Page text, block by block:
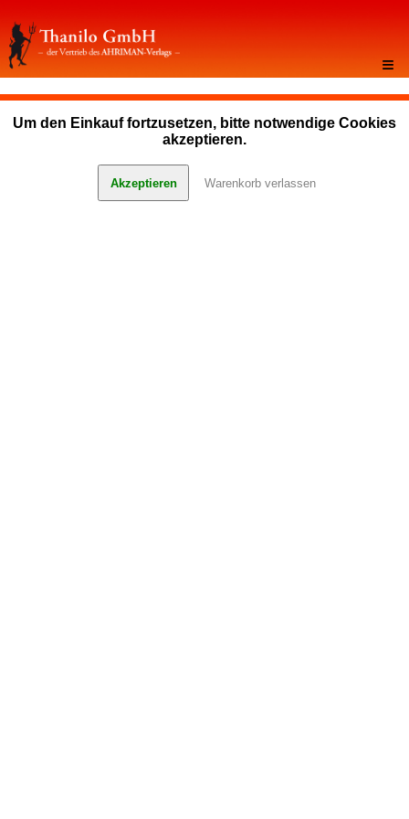
≡
Um den Einkauf fortzusetzen, bitte notwendige Cookies
akzeptieren.
Akzeptieren Warenkorb verlassen